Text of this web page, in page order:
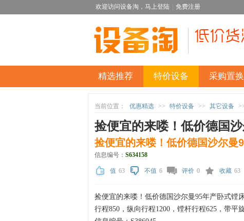
欢迎访问设备淘， 马上登陆 免费注册
精选推荐 特价设备 采购置换
当前位置： 优惠精选 >> 特价设备 >> 其它设备
捡便宜的来喽！低价德国
捡便宜的来喽！低价德国沙尔曼
信息编号： S634158
值 63 不值 6 评价 0 收藏 63
捡便宜的来喽！低价德国沙尔曼95年产卧式镗
行程850，纵向行程1200，镗杆行程625，带平